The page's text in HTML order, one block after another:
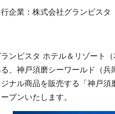
行企業：株式会社グランビス
ンビスタ ホテル＆リゾート
、神戸須磨シーワールド（
ナル商品を販売する「神戸
プンいたします。